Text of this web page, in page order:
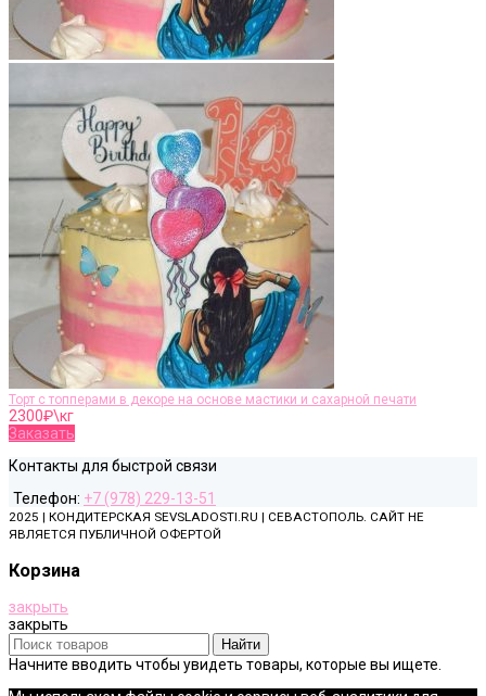
Торт с топперами в декоре на основе мастики и сахарной печати
2300₽\кг
Заказать
Контакты для быстрой связи
Телефон: +7 (978) 229-13-51
2025 | КОНДИТЕРСКАЯ SEVSLADOSTI.RU | СЕВАСТОПОЛЬ. САЙТ НЕ
ЯВЛЯЕТСЯ ПУБЛИЧНОЙ ОФЕРТОЙ
Корзина
закрыть
закрыть
Найти
Начните вводить чтобы увидеть товары, которые вы ищете.